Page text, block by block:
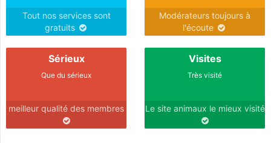
Tout nos services sont
gratuits
Modérateurs toujours à
l'écoute
Sérieux
Que du sérieux
meilleur qualité des membres
Visites
Très visité
Le site animaux le mieux visité